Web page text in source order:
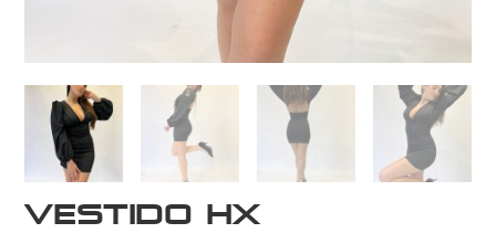
Vestido HX